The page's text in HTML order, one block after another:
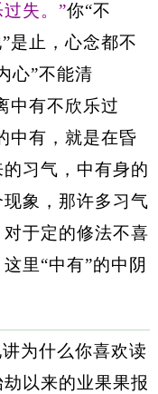
失。”你“不
是止，心念都不
心”不能清
中有不欣乐过
中有，就是在昏
习气，中有身的
象，那许多习气
于定的修法不喜
里“中有”的中阴
为什么你喜欢读
以来的业果果报